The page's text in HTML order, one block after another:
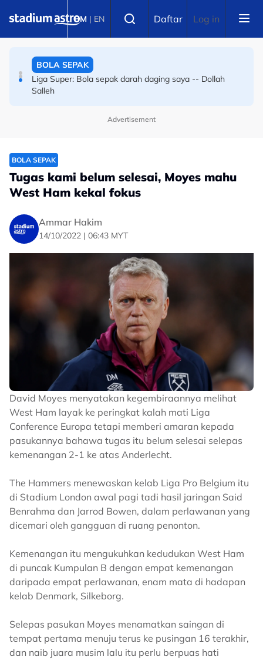
BM | EN Daftar Log in
Bola sepak Korea Selatan goncang lagi, hiburan seks
BOLA SEPAK
Liga Super: Bola sepak darah daging saya -- Dollah
Salleh
Advertisement
BOLA SEPAK
Tugas kami belum selesai, Moyes mahu
West Ham kekal fokus
Ammar Hakim
14/10/2022 | 06:43 MYT
David Moyes menyatakan kegembiraannya melihat
West Ham layak ke peringkat kalah mati Liga
Conference Europa tetapi memberi amaran kepada
pasukannya bahawa tugas itu belum selesai selepas
kemenangan 2-1 ke atas Anderlecht.
The Hammers menewaskan kelab Liga Pro Belgium itu
di Stadium London awal pagi tadi hasil jaringan Said
Benrahma dan Jarrod Bowen, dalam perlawanan yang
dicemari oleh gangguan di ruang penonton.
Kemenangan itu mengukuhkan kedudukan West Ham
di puncak Kumpulan B dengan empat kemenangan
daripada empat perlawanan, enam mata di hadapan
kelab Denmark, Silkeborg.
Selepas pasukan Moyes menamatkan saingan di
tempat pertama menuju terus ke pusingan 16 terakhir,
dan naib juara musim lalu itu perlu berpuas hati